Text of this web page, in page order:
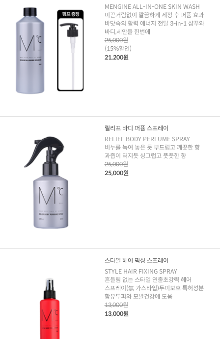
MENGINE ALL-IN-ONE SKIN WASH
미끈거림없이 깔끔하게 세정 후 퍼퓸 효과
바닷속의 활력 에너지 전달 3-in-1 샴푸와
바디,세안을 한번에
25,000원
(15%할인)
21,200원
릴리프 바디 퍼퓸 스프레이
RELIEF BODY PERFUME SPRAY
비누를 녹여 놓은 듯 부드럽고 깨끗한 향
과즙이 터지듯 싱그럽고 풋풋한 향
25,000원
25,000원
스타일 헤어 픽싱 스프레이
STYLE HAIR FIXING SPRAY
흔들림 없는 스타일 연출초강력 헤어
스프레이(無 가스타입)두피보호 특허성분
함유두피와 모발건강에 도움
13,000원
13,000원